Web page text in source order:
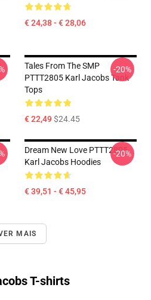
€ 24,38 - € 28,06
Tales From The SMP
PTTT2805 Karl Jacobs Tank
Tops
€ 22,49$24.45
-20%
Dream New Love PTTT2805
Karl Jacobs Hoodies
€ 39,51 - € 45,95
-20%
MAIS
T-shirts